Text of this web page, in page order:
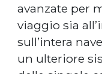
avanzate per
viaggio sia
sull’intera
un ulteriore